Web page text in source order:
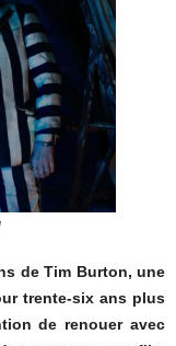
de Tim Burton, une
trente-six ans plus
de renouer avec